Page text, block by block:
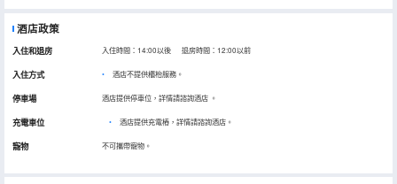
酒店政策
入住和退房 入住時間：14:00以後 退房時間：12:00以前
入住方式 酒店不提供櫃枱服務。
停車場 酒店提供停車位，詳情請諮詢酒店 。
充電車位 • 酒店提供充電樁，詳情請諮詢酒店。
寵物 不可攜帶寵物。